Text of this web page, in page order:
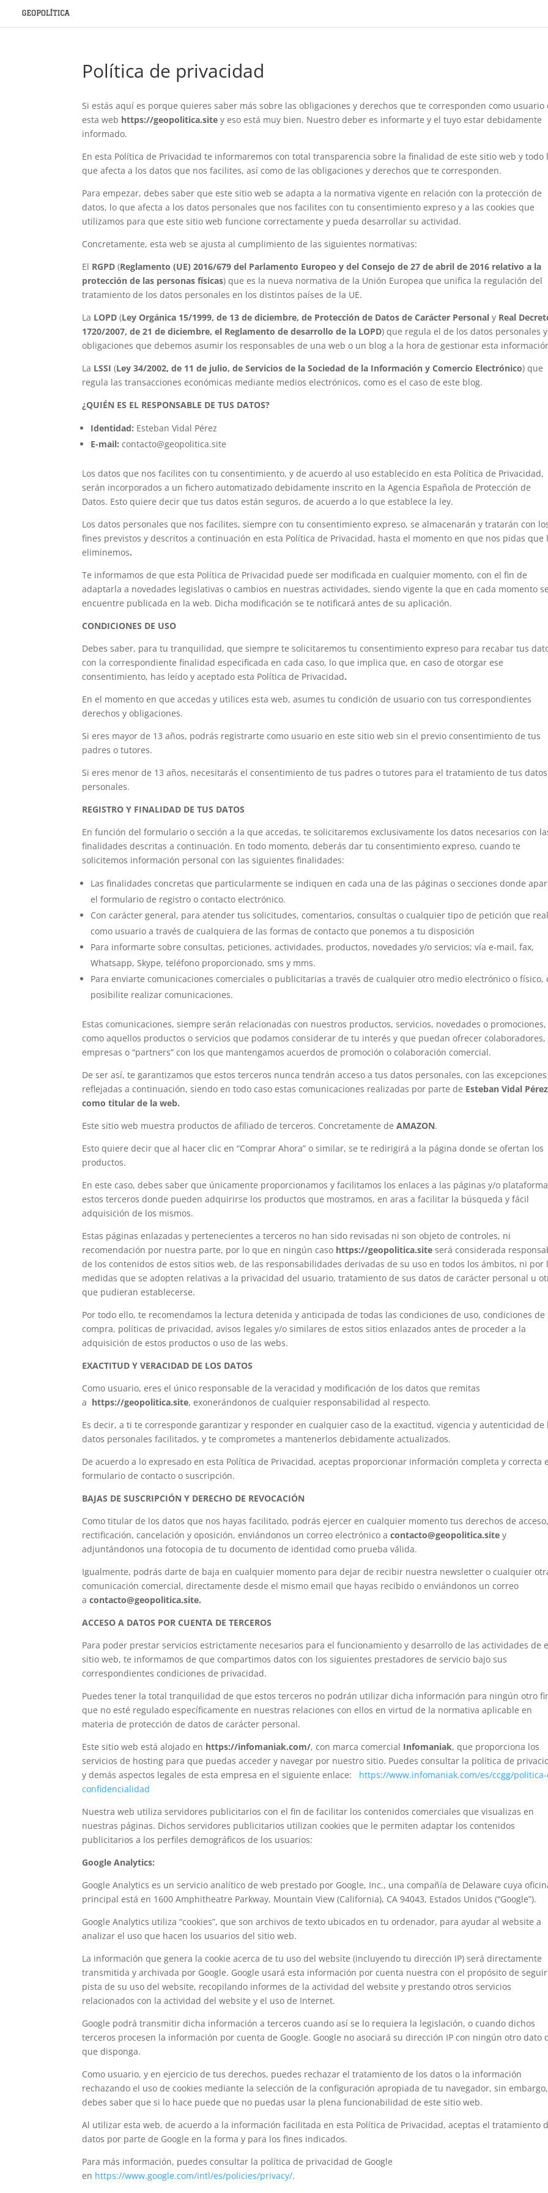
Política de privacidad
Si estás aquí es porque quieres saber más sobre las obligaciones y derechos que te corresponden como usuario
esta web https://geopolitica.site y eso está muy bien. Nuestro deber es informarte y el tuyo estar debidamente
informado.
En esta Política de Privacidad te informaremos con total transparencia sobre la finalidad de este sitio web y todo
que afecta a los datos que nos facilites, así como de las obligaciones y derechos que te corresponden.
Para empezar, debes saber que este sitio web se adapta a la normativa vigente en relación con la protección de
datos, lo que afecta a los datos personales que nos facilites con tu consentimiento expreso y a las cookies que
utilizamos para que este sitio web funcione correctamente y pueda desarrollar su actividad.
Concretamente, esta web se ajusta al cumplimiento de las siguientes normativas:
El RGPD(Reglamento (UE) 2016/679 del Parlamento Europeo y del Consejo de 27 de abril de 2016 relativo a la
protección de las personas físicas) que es la nueva normativa de la Unión Europea que unifica la regulación del
tratamiento de los datos personales en los distintos países de la UE.
La LOPD (Ley Orgánica 15/1999, de 13 de diciembre, de Protección de Datos de Carácter Personal y Real
1720/2007, de 21 de diciembre, el Reglamento de desarrollo de la LOPD) que regula el de los datos personales
obligaciones que debemos asumir los responsables de una web o un blog a la hora de gestionar esta
La LSSI (Ley 34/2002, de 11 de julio, de Servicios de la Sociedad de la Información y Comercio Electrónico) que
regula las transacciones económicas mediante medios electrónicos, como es el caso de este blog.
¿QUIÉN ES EL RESPONSABLE DE TUS DATOS?
Identidad: Esteban Vidal Pérez
E-mail:contacto@geopolitica.site
Los datos que nos facilites con tu consentimiento, y de acuerdo al uso establecido en esta Política de Privacidad,
serán incorporados a un fichero automatizado debidamente inscrito en la Agencia Española de Protección de
Datos. Esto quiere decir que tus datos están seguros, de acuerdo a lo que establece la ley.
Los datos personales que nos facilites, siempre con tu consentimiento expreso, se almacenarán y tratarán con
fines previstos y descritos a continuación en esta Política de Privacidad, hasta el momento en que nos pidas que
eliminemos.
Te informamos de que esta Política de Privacidad puede ser modificada en cualquier momento, con el fin de
adaptarla a novedades legislativas o cambios en nuestras actividades, siendo vigente la que en cada momento
encuentre publicada en la web. Dicha modificación se te notificará antes de su aplicación.
CONDICIONES DE USO
Debes saber, para tu tranquilidad, que siempre te solicitaremos tu consentimiento expreso para recabar tus
con la correspondiente finalidad especificada en cada caso, lo que implica que, en caso de otorgar ese
consentimiento, has leído y aceptado esta Política de Privacidad.
En el momento en que accedas y utilices esta web, asumes tu condición de usuario con tus correspondientes
derechos y obligaciones.
Si eres mayor de 13 años, podrás registrarte como usuario en este sitio web sin el previo consentimiento de tus
padres o tutores.
Si eres menor de 13 años, necesitarás el consentimiento de tus padres o tutores para el tratamiento de tus datos
personales.
REGISTRO Y FINALIDAD DE TUS DATOS
En función del formulario o sección a la que accedas, te solicitaremos exclusivamente los datos necesarios con
finalidades descritas a continuación. En todo momento, deberás dar tu consentimiento expreso, cuando te
solicitemos información personal con las siguientes finalidades:
Las finalidades concretas que particularmente se indiquen en cada una de las páginas o secciones donde
el formulario de registro o contacto electrónico.
Con carácter general, para atender tus solicitudes, comentarios, consultas o cualquier tipo de petición que
como usuario a través de cualquiera de las formas de contacto que ponemos a tu disposición
Para informarte sobre consultas, peticiones, actividades, productos, novedades y/o servicios; vía e-mail, fax,
Whatsapp, Skype, teléfono proporcionado, sms y mms.
Para enviarte comunicaciones comerciales o publicitarias a través de cualquier otro medio electrónico o físico,
posibilite realizar comunicaciones.
Estas comunicaciones, siempre serán relacionadas con nuestros productos, servicios, novedades o
como aquellos productos o servicios que podamos considerar de tu interés y que puedan ofrecer colaboradores,
empresas o “partners” con los que mantengamos acuerdos de promoción o colaboración comercial.
De ser así, te garantizamos que estos terceros nunca tendrán acceso a tus datos personales, con las excepciones
reflejadas a continuación, siendo en todo caso estas comunicaciones realizadas por parte de Esteban Vidal Pérez
como titular de la web.
Este sitio web muestra productos de afiliado de terceros. Concretamente deAMAZON.
Esto quiere decir que al hacer clic en “Comprar Ahora” o similar, se te redirigirá a la página donde se ofertan los
productos.
En este caso, debes saber que únicamente proporcionamos y facilitamos los enlaces a las páginas y/o
estos terceros donde pueden adquirirse los productos que mostramos, en aras a facilitar la búsqueda y fácil
adquisición de los mismos.
Estas páginas enlazadas y pertenecientes a terceros no han sido revisadas ni son objeto de controles, ni
recomendación por nuestra parte, por lo que en ningún caso https://geopolitica.site será considerada
de los contenidos de estos sitios web, de las responsabilidades derivadas de su uso en todos los ámbitos, ni por
medidas que se adopten relativas a la privacidad del usuario, tratamiento de sus datos de carácter personal u
que pudieran establecerse.
Por todo ello, te recomendamos la lectura detenida y anticipada de todas las condiciones de uso, condiciones de
compra, políticas de privacidad, avisos legales y/o similares de estos sitios enlazados antes de proceder a la
adquisición de estos productos o uso de las webs.
EXACTITUD Y VERACIDAD DE LOS DATOS
Como usuario, eres el único responsable de la veracidad y modificación de los datos que remitas
a https://geopolitica.site, exonerándonos de cualquier responsabilidad al respecto.
Es decir, a ti te corresponde garantizar y responder en cualquier caso de la exactitud, vigencia y autenticidad de
datos personales facilitados, y te comprometes a mantenerlos debidamente actualizados.
De acuerdo a lo expresado en esta Política de Privacidad, aceptas proporcionar información completa y correcta
formulario de contacto o suscripción.
BAJAS DE SUSCRIPCIÓN Y DERECHO DE REVOCACIÓN
Como titular de los datos que nos hayas facilitado, podrás ejercer en cualquier momento tus derechos de
rectificación, cancelación y oposición, enviándonos un correo electrónico a contacto@geopolitica.sitey
adjuntándonos una fotocopia de tu documento de identidad como prueba válida.
Igualmente, podrás darte de baja en cualquier momento para dejar de recibir nuestra newsletter o cualquier
comunicación comercial, directamente desde el mismo email que hayas recibido o enviándonos un correo
acontacto@geopolitica.site.
ACCESO A DATOS POR CUENTA DE TERCEROS
Para poder prestar servicios estrictamente necesarios para el funcionamiento y desarrollo de las actividades de
sitio web, te informamos de que compartimos datos con los siguientes prestadores de servicio bajo sus
correspondientes condiciones de privacidad.
Puedes tener la total tranquilidad de que estos terceros no podrán utilizar dicha información para ningún otro
que no esté regulado específicamente en nuestras relaciones con ellos en virtud de la normativa aplicable en
materia de protección de datos de carácter personal.
Este sitio web está alojado en https://infomaniak.com/, con marca comercial Infomaniak, que proporciona los
servicios de hosting para que puedas acceder y navegar por nuestro sitio. Puedes consultar la política de
y demás aspectos legales de esta empresa en el siguiente enlace: https://www.infomaniak.com/es/ccgg/
confidencialidad
Nuestra web utiliza servidores publicitarios con el fin de facilitar los contenidos comerciales que visualizas en
nuestras páginas. Dichos servidores publicitarios utilizan cookies que le permiten adaptar los contenidos
publicitarios a los perfiles demográficos de los usuarios:
Google Analytics:
Google Analytics es un servicio analítico de web prestado por Google, Inc., una compañía de Delaware cuya
principal está en 1600 Amphitheatre Parkway, Mountain View (California), CA 94043, Estados Unidos (“Google”).
Google Analytics utiliza “cookies”, que son archivos de texto ubicados en tu ordenador, para ayudar al website a
analizar el uso que hacen los usuarios del sitio web.
La información que genera la cookie acerca de tu uso del website (incluyendo tu dirección IP) será directamente
transmitida y archivada por Google. Google usará esta información por cuenta nuestra con el propósito de
pista de su uso del website, recopilando informes de la actividad del website y prestando otros servicios
relacionados con la actividad del website y el uso de Internet.
Google podrá transmitir dicha información a terceros cuando así se lo requiera la legislación, o cuando dichos
terceros procesen la información por cuenta de Google. Google no asociará su dirección IP con ningún otro dato
que disponga.
Como usuario, y en ejercicio de tus derechos, puedes rechazar el tratamiento de los datos o la información
rechazando el uso de cookies mediante la selección de la configuración apropiada de tu navegador, sin embargo,
debes saber que si lo hace puede que no puedas usar la plena funcionabilidad de este sitio web.
Al utilizar esta web, de acuerdo a la información facilitada en esta Política de Privacidad, aceptas el tratamiento
datos por parte de Google en la forma y para los fines indicados.
Para más información, puedes consultar la política de privacidad de Google
en https://www.google.com/intl/es/policies/privacy/.